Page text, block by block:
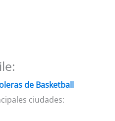
de Basketball
ciudades: